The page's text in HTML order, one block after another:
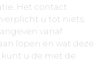
Het contact
u tot niets.
vanaf
lopen en wat deze
kunt u de met de